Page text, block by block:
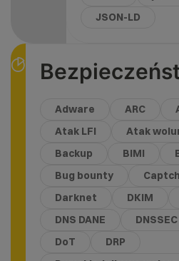
JSON-LD
Adware ARC
Atak LFI
Atak
Backup
BIMI
Bug bounty
Darknet
DKIM
DNS DANE
DNSSEC
DoT
DRP